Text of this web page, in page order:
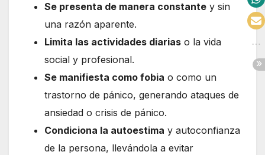
Se presenta de manera constante y sin
una razón aparente.
Limita las actividades diarias o la vida
social y profesional.
Se manifiesta como fobia o como un
trastorno de pánico, generando ataques de
ansiedad o crisis de pánico.
Condiciona la autoestima y autoconfianza
de la persona, llevándola a evitar